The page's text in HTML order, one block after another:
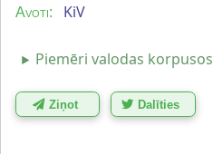
Avoti: KiV
Piemēri valodas korpusos
Ziņot Dalīties